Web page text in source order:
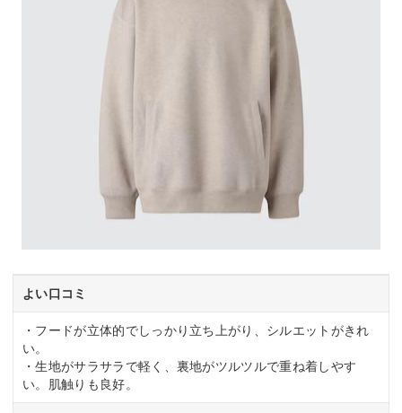
よい口コミ
・フードが立体的でしっかり立ち上がり、シルエットがきれ
い。
・生地がサラサラで軽く、裏地がツルツルで重ね着しやす
い。肌触りも良好。